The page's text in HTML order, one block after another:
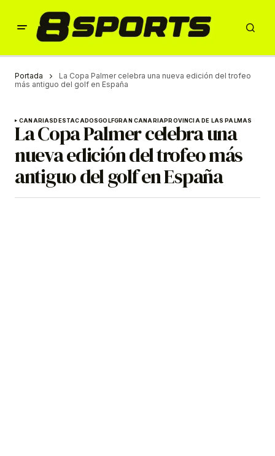
Portada
La Copa Palmer celebra una nueva edición del trofeo
más antiguo del golf en España
CANARIASDESTACADOSGOLFGRAN CANARIAPROVINCIA DE LAS PALMAS
La Copa Palmer celebra una
nueva edición del trofeo más
antiguo del golf en España